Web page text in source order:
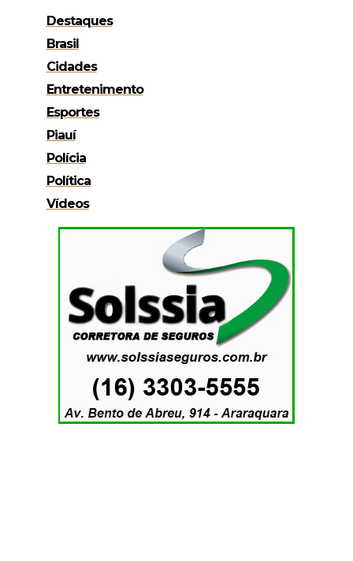
Destaques
Brasil
Cidades
Entretenimento
Esportes
Piauí
Polícia
Política
Vídeos